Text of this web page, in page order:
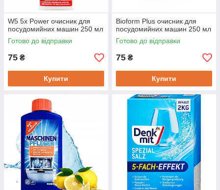
W5 5х Power очисник для
посудомийних машин 250 мл
Готово до відправки
75 ₴
Купити
Bioform Plus очисник для
посудомийних машин 250 мл
Готово до відправки
75 ₴
Купити